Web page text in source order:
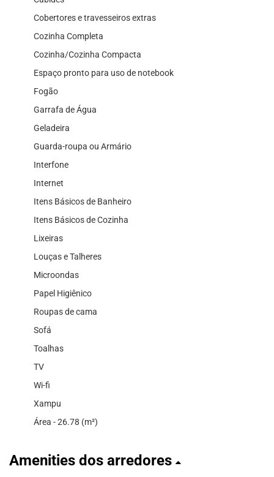
Cobertores e travesseiros extras
Cozinha Completa
Cozinha/Cozinha Compacta
Espaço pronto para uso de notebook
Fogão
Garrafa de Água
Geladeira
Guarda-roupa ou Armário
Interfone
Internet
Itens Básicos de Banheiro
Itens Básicos de Cozinha
Lixeiras
Louças e Talheres
Microondas
Papel Higiênico
Roupas de cama
Sofá
Toalhas
TV
Wi-fi
Xampu
Área - 26.78 (m²)
Amenities dos arredores